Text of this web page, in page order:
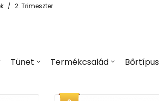
2. Trimeszter
Tünet Termékcsalád Bőrtípus